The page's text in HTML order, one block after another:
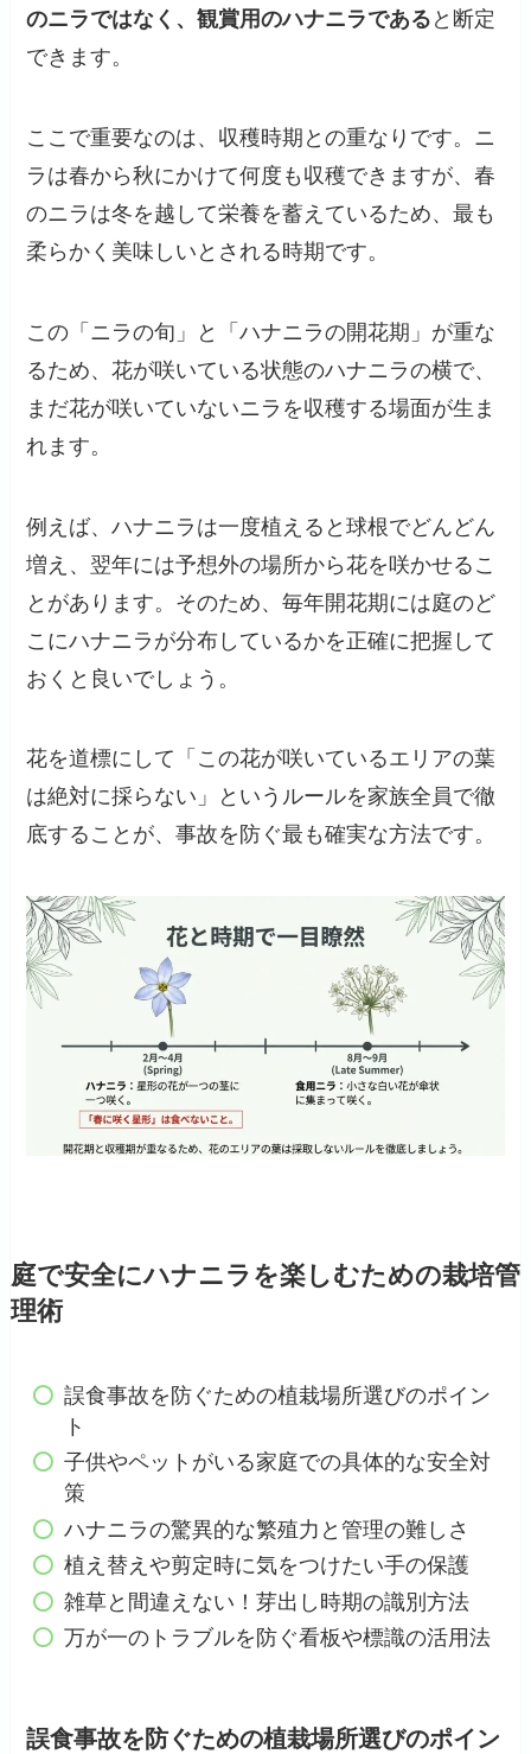
のニラではなく、観賞用のハナニラである と断定
できます。
ここで重要なのは、収穫時期との重なりです。ニ
ラは春から秋にかけて何度も収穫できますが、春
のニラは冬を越して栄養を蓄えているため、最も
柔らかく美味しいとされる時期です。
この「ニラの旬」と「ハナニラの開花期」が重な
るため、花が咲いている状態のハナニラの横で、
まだ花が咲いていないニラを収穫する場面が生ま
れます。
例えば、ハナニラは一度植えると球根でどんどん
増え、翌年には予想外の場所から花を咲かせるこ
とがあります。そのため、毎年開花期には庭のど
こにハナニラが分布しているかを正確に把握して
おくと良いでしょう。
花を道標にして「この花が咲いているエリアの葉
は絶対に採らない」というルールを家族全員で徹
底することが、事故を防ぐ最も確実な方法です。
庭で安全にハナニラを楽しむための栽培管
理術
誤食事故を防ぐための植栽場所選びのポイン
ト
子供やペットがいる家庭での具体的な安全対
策
ハナニラの驚異的な繁殖力と管理の難しさ
植え替えや剪定時に気をつけたい手の保護
雑草と間違えない！芽出し時期の識別方法
万が一のトラブルを防ぐ看板や標識の活用法
誤食事故を防ぐための植栽場所選びのポイン